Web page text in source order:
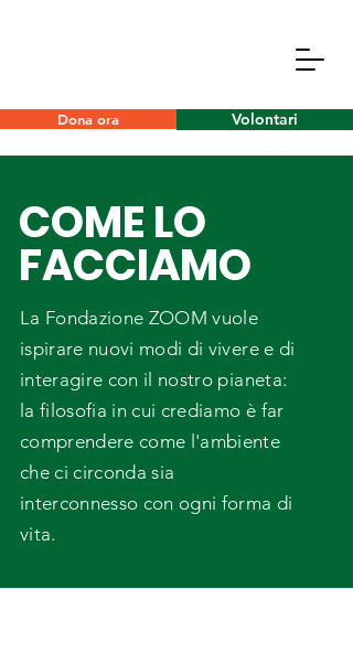
Volontari
Dona ora
COME LO
FACCIAMO
La Fondazione ZOOM vuole
ispirare nuovi modi di vivere e di
interagire con il nostro pianeta:
la filosofia in cui crediamo è far
comprendere come l'ambiente
che ci circonda sia
interconnesso con ogni forma di
vita.